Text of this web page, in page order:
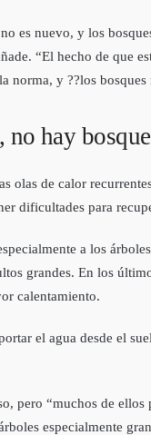
es nuevo, y los
“El hecho de que
norma, y ??los
no hay
olas de calor
dificultades para
a los
grandes. En los
calentamiento.
el agua desde el
pero “muchos de
especialmente